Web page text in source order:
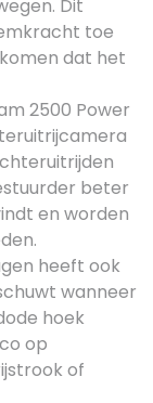
Dit
toe
dat het
2500 Power
beter
en worden
heeft ook
wanneer
hoek
op
of